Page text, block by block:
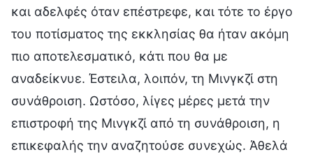
και αδελφές όταν επέστρεφε, και τότε το έργο
του ποτίσματος της εκκλησίας θα ήταν ακόμη
πιο αποτελεσματικό, κάτι που θα με
αναδείκνυε. Έστειλα, λοιπόν, τη Μινγκζί στη
συνάθροιση. Ωστόσο, λίγες μέρες μετά την
επιστροφή της Μινγκζί από τη συνάθροιση, η
επικεφαλής την αναζητούσε συνεχώς. Άθελά